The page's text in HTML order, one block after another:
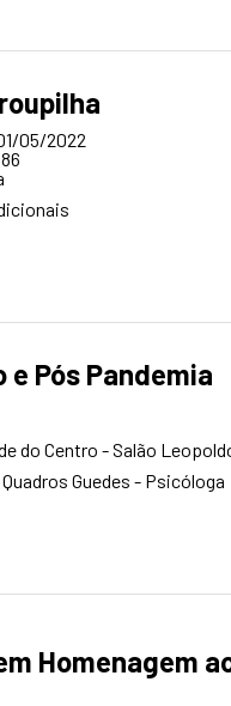
05/2022
Pós Pandemia
do Centro - Salão
Guedes - Psicóloga
Homenagem